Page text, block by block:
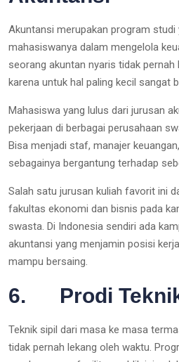
Akuntansi merupakan program
mahasiswanya dalam mengelola
seorang akuntan nyaris tidak
karena untuk hal paling kecil sangat
Mahasiswa yang lulus dari jurusan
pekerjaan di berbagai perusahaan
Bisa menjadi staf, manajer
sebagainya bergantung terhadap
Salah satu jurusan kuliah favorit ini
fakultas ekonomi dan bisnis pada
swasta. Di Indonesia sendiri ada
akuntansi yang menjamin posisi
mampu bersaing.
6. Prodi
Teknik sipil dari masa ke masa
tidak pernah lekang oleh waktu.